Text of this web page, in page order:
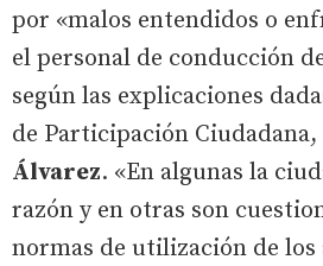
por «malos entendidos o
el personal de conducción
según las explicaciones
de Participación Ciudadana,
Álvarez. «En algunas la
razón y en otras son
normas de utilización de los